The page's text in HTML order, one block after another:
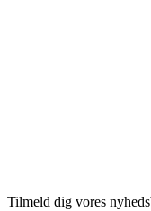
Tilmeld dig vores